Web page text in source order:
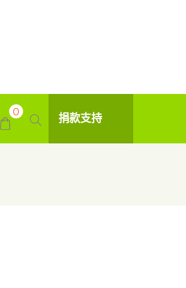
捐款支持
0